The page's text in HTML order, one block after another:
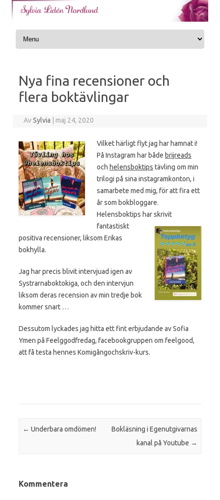
Skip to content
Nya fina recensioner och
flera boktävlingar
AvSylvia maj 24, 2020
Vilket härligt flyt jag har hamnat i!
På Instagram har både brijreads
och helensboktips tävling om min
trilogi på sina instagramkonton, i
samarbete med mig, för att fira ett
år som bokbloggare.
Helensboktips har skrivit
fantastiskt
positiva recensioner, liksom Erikas
bokhylla.
Jag har precis blivit intervjuad igen av
Systrarnaboktokiga, och den intervjun
liksom deras recension av min tredje bok
kommer snart …
Dessutom lyckades jag hitta ett fint erbjudande av Sofia
Ymen på Feelggodfredag, facebookgruppen om feelgood,
att få testa hennes Komigångochskriv-kurs.
Post navigation
← Underbara omdömen!
Bokläsning i Egenutgivarnas
kanal på Youtube →
Kommentera